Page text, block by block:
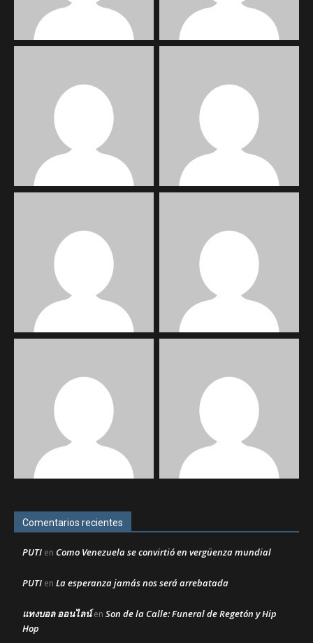
Comentarios recientes
PUTI en Como Venezuela se convirtió en vergüenza mundial
PUTI en La esperanza jamás nos será arrebatada
แทงบอล ออนไลน์en Son de la Calle: Funeral de Regetón y Hip
Hop